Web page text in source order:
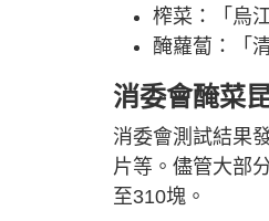
榨菜：「烏
醃蘿蔔：「
消委會醃菜
消委會測試結果
片等。儘管大部
至310塊。